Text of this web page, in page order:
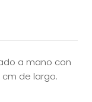
a mano con
de largo.